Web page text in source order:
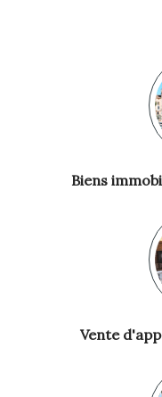
Biens
Vente